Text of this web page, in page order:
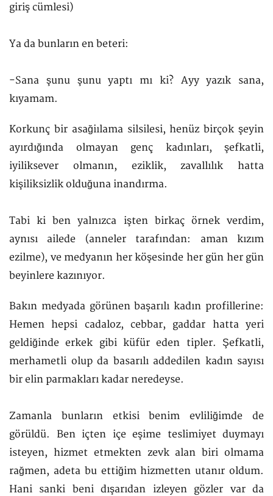
giriş cümlesi)
Ya da bunların en beteri:
-Sana şunu şunu yaptı mı ki? Ayy yazık sana,
kıyamam.
Korkunç bir asağiılama silsilesi, henüz birçok şeyin
ayırdığında olmayan genç kadınları, şefkatli,
iyiliksever olmanın, eziklik, zavallılık hatta
kişiliksizlik olduğuna inandırma.
Tabi ki ben yalnızca işten birkaç örnek verdim,
aynısı ailede (anneler tarafından: aman kızım
ezilme), ve medyanın her köşesinde her gün her gün
beyinlere kazınıyor.
Bakın medyada görünen başarılı kadın profillerine:
Hemen hepsi cadaloz, cebbar, gaddar hatta yeri
geldiğinde erkek gibi küfür eden tipler. Şefkatli,
merhametli olup da basarılı addedilen kadın sayısı
bir elin parmakları kadar neredeyse.
Zamanla bunların etkisi benim evliliğimde de
görüldü. Ben içten içe eşime teslimiyet duymayı
isteyen, hizmet etmekten zevk alan biri olmama
rağmen, adeta bu ettiğim hizmetten utanır oldum.
Hani sanki beni dışarıdan izleyen gözler var da